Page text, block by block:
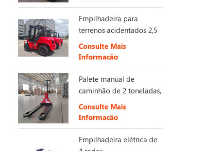
Empilhadeira para
terrenos acidentados 2,5
-3,5 toneladas 4X4
2WD/4WD Empilhadeira
Consulte Mais
Informação
Palete manual de
caminhão de 2 toneladas,
3 toneladas e 5 toneladas
Consulte Mais
Informação
Empilhadeira elétrica de